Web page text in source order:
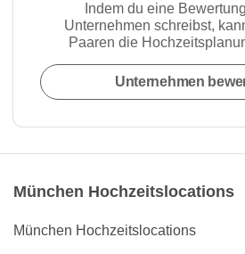
Indem du eine
Unternehmen schreibst,
Paaren die
Unternehmen
München Hochzeitslocations
München Hochzeitslocations